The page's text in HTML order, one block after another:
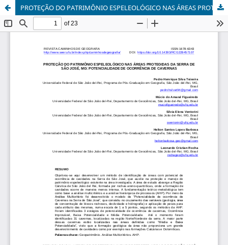
PROTEÇÃO DO PATRIMÔNIO ESPELEOLÓGICO NAS ÁREAS PROTEGIDAS DA SERRA DE SÃO JOSÉ, MG: POTENCIALIDADE DE OCORRÊNCIA DE CAVERNAS